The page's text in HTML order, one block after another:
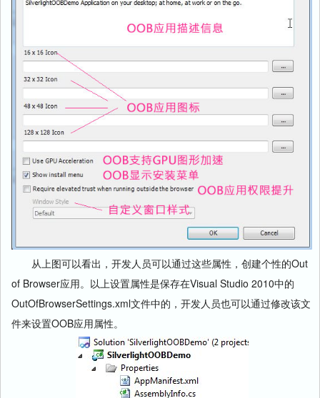
从上图可以看出，开发人员可以通过这些属性，创建个性的Out
of Browser应用。以上设置属性是保存在Visual Studio 2010中的
OutOfBrowserSettings.xml文件中的，开发人员也可以通过修改该文
件来设置OOB应用属性。